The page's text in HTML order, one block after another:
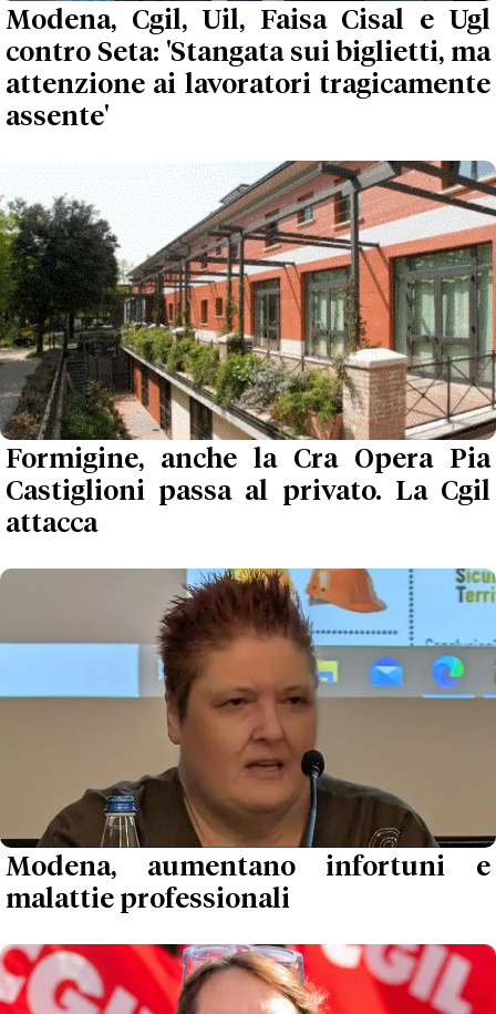
Modena, Cgil, Uil, Faisa Cisal e Ugl
contro Seta: 'Stangata sui biglietti, ma
attenzione ai lavoratori tragicamente
assente'
Formigine, anche la Cra Opera Pia
Castiglioni passa al privato. La Cgil
attacca
Modena, aumentano infortuni e
malattie professionali